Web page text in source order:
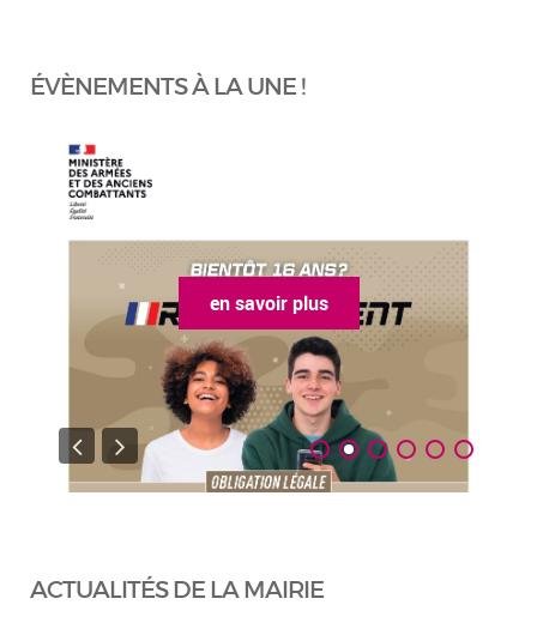
ÉVÈNEMENTS À LA UNE !
en savoir plus
ACTUALITÉS DE LA MAIRIE